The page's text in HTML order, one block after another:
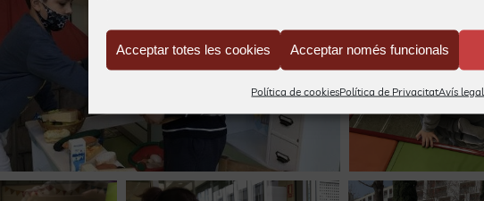
Acceptar totes les cookies Acceptar només funcionals
Política de cookiesPolítica de PrivacitatAvís legal